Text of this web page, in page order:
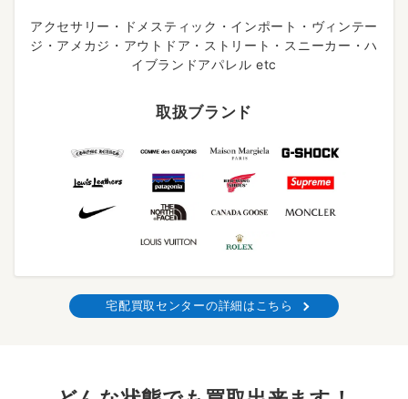
アクセサリー・ドメスティック・インポート・ヴィンテー
ジ・アメカジ・アウトドア・ストリート・スニーカー・ハ
イブランドアパレル etc
取扱ブランド
宅配買取センターの詳細はこちら